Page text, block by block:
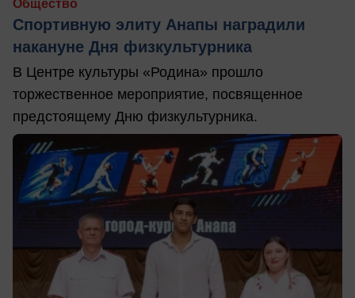
Общество
Спортивную элиту Анапы наградили
накануне Дня физкультурника
В Центре культуры «Родина» прошло
торжественное мероприятие, посвященное
предстоящему Дню физкультурника.